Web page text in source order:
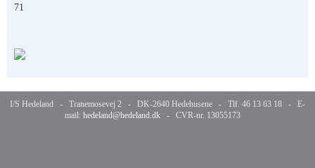
71
I/S Hedeland - Tranemosevej 2 - DK-2640 Hedehusene - Tlf. 46 13 63 18 - E-
mail: hedeland@hedeland.dk- CVR-nr. 13055173